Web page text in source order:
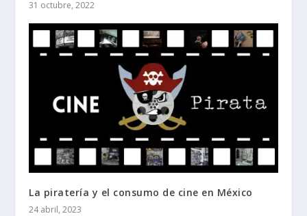
31 octubre, 2022
La piratería y el consumo de cine en México
24 abril, 2023